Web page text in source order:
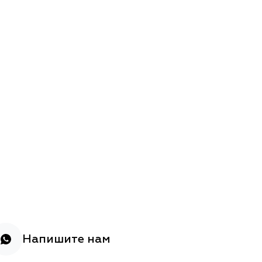
Напишите нам